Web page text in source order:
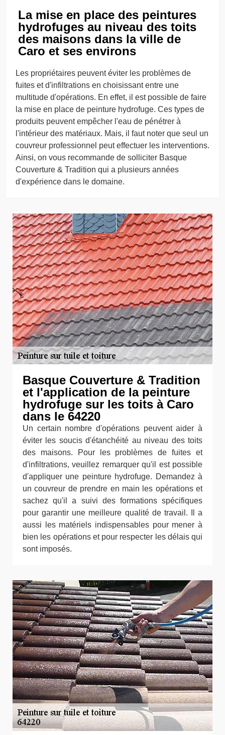
La mise en place des peintures
hydrofuges au niveau des toits
des maisons dans la ville de
Caro et ses environs
Les propriétaires peuvent éviter les problèmes de
fuites et d'infiltrations en choisissant entre une
multitude d'opérations. En effet, il est possible de faire
la mise en place de peinture hydrofuge. Ces types de
produits peuvent empêcher l'eau de pénétrer à
l'intérieur des matériaux. Mais, il faut noter que seul un
couvreur professionnel peut effectuer les interventions.
Ainsi, on vous recommande de solliciter Basque
Couverture & Tradition qui a plusieurs années
d'expérience dans le domaine.
Basque Couverture & Tradition
et l'application de la peinture
hydrofuge sur les toits à Caro
dans le 64220
Un certain nombre d'opérations peuvent aider à
éviter les soucis d'étanchéité au niveau des toits
des maisons. Pour les problèmes de fuites et
d'infiltrations, veuillez remarquer qu'il est possible
d'appliquer une peinture hydrofuge. Demandez à
un couvreur de prendre en main les opérations et
sachez qu'il a suivi des formations spécifiques
pour garantir une meilleure qualité de travail. Il a
aussi les matériels indispensables pour mener à
bien les opérations et pour respecter les délais qui
sont imposés.